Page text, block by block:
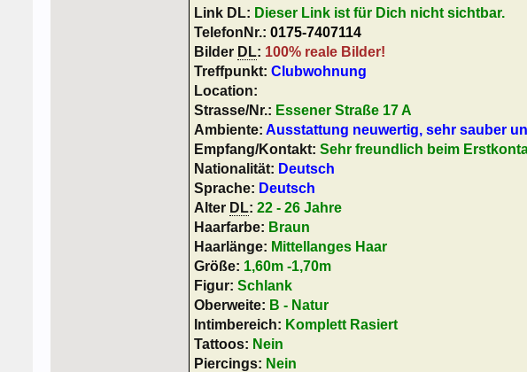
Link DL: Dieser Link ist für Dich nicht sichtbar.
TelefonNr.: 0175-7407114
Bilder DL: 100% reale Bilder!
Treffpunkt: Clubwohnung
Location:
Strasse/Nr.: Essener Straße 17 A
Ambiente: Ausstattung neuwertig, sehr sauber
Empfang/Kontakt: Sehr freundlich beim
Nationalität: Deutsch
Sprache: Deutsch
Alter DL: 22 - 26 Jahre
Haarfarbe: Braun
Haarlänge: Mittellanges Haar
Größe: 1,60m -1,70m
Figur: Schlank
Oberweite: B - Natur
Intimbereich: Komplett Rasiert
Tattoos: Nein
Piercings: Nein